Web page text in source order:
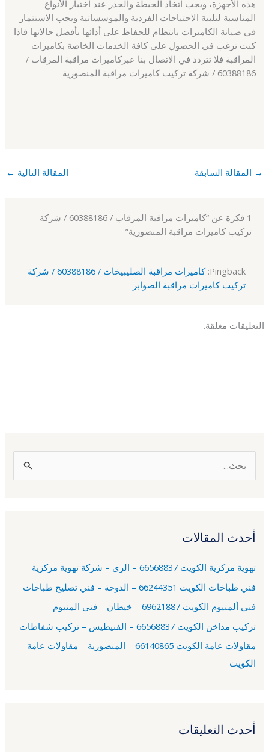
هذه الأجهزة، ويجب اتخاذ الحيطة والحذر عند اختيار الأنواع
المناسبة لتلبية الاحتياجات الفردية والمؤسساتية ويجب الاستثمار
في صيانة الكاميرات بانتظام للحفاظ على أدائها بأفضل حالاتها فاذا
كنت ترغب في الحصول على كافة الخدمات الخاصة بكاميرات
المراقبة فلا تتردد في الاتصال بنا عبركاميرات مراقبة المرقاب /
60388186 / شركة تركيب كاميرات مراقبة المنصورية
→ المقالة السابقة المقالة التالية ←
1 فكرة عن “كاميرات مراقبة المرقاب / 60388186 / شركة
تركيب كاميرات مراقبة المنصورية”
Pingback:
كاميرات مراقبة الصليبيخات / 60388186 / شركة
تركيب كاميرات مراقبة الصوابر
التعليقات مغلقة.
ل
ث
ن
:
أحدث المقالات
تهوية مركزية الكويت 66568837 – الري – شركة تهوية مركزية
فني طباخات الكويت 66244351 – الدوحة – فني تصليح طباخات
فني ألمنيوم الكويت 69621887 – خيطان – فني المنيوم
تركيب مداخن الكويت 66568837 – الفنيطيس – تركيب شفاطات
مقاولات عامة الكويت 66140865 – المنصورية – مقاولات عامة
الكويت
أحدث التعليقات